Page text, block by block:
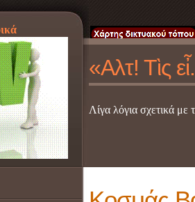
«Αλτ! Τὶς εἶ.
Λίγα λόγια σχετικά με